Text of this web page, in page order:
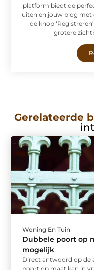
platform biedt de
uiten en jouw blog met
de knop
grotere
Gerelateerde
Woning En Tuin
Dubbele poort op
mogelijk
Direct antwoord op de
poort op maat kan in